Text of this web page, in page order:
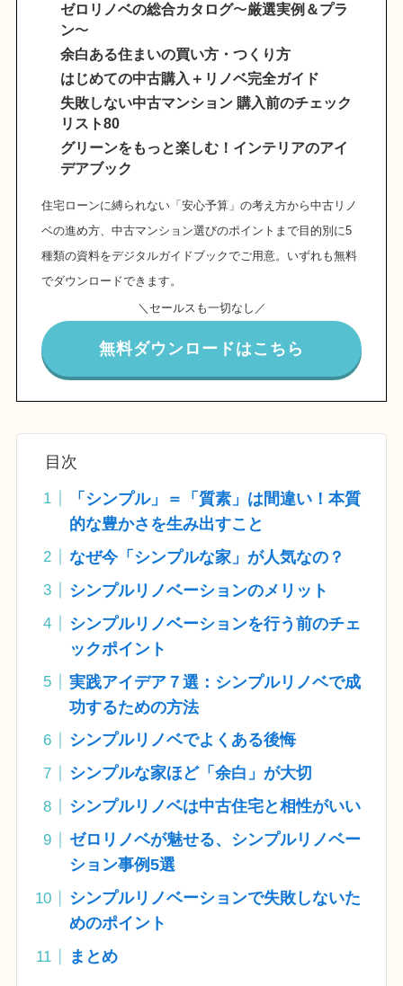
ゼロリノベの総合カタログ〜厳選実例＆プラ
ン〜
余白ある住まいの買い方・つくり方
はじめての中古購入＋リノベ完全ガイド
失敗しない中古マンション 購入前のチェック
リスト80
グリーンをもっと楽しむ！インテリアのアイ
デアブック
住宅ローンに縛られない「安心予算」の考え方から中古リノ
ベの進め方、中古マンション選びのポイントまで目的別に5
種類の資料をデジタルガイドブックでご用意。いずれも無料
でダウンロードできます。
＼セールスも一切なし／
無料ダウンロードはこちら
目次
「シンプル」＝「質素」は間違い！本質
的な豊かさを生み出すこと
なぜ今「シンプルな家」が人気なの？
シンプルリノベーションのメリット
シンプルリノベーションを行う前のチェ
ックポイント
実践アイデア７選：シンプルリノベで成
功するための方法
シンプルリノベでよくある後悔
シンプルな家ほど「余白」が大切
シンプルリノベは中古住宅と相性がいい
ゼロリノベが魅せる、シンプルリノベー
ション事例5選
シンプルリノベーションで失敗しないた
めのポイント
まとめ